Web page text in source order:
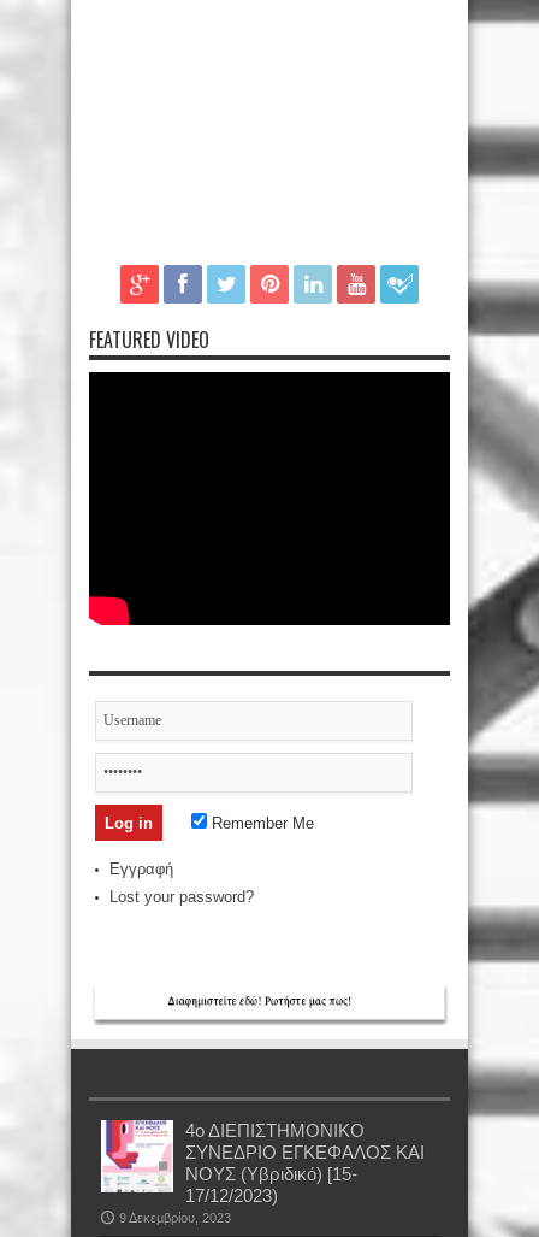
FEATURED VIDEO
Remember Me
Εγγραφή
Lost your password?
4ο ΔΙΕΠΙΣΤΗΜΟΝΙΚΟ
ΣΥΝΕΔΡΙΟ ΕΓΚΕΦΑΛΟΣ ΚΑΙ
ΝΟΥΣ (Υβριδικό) [15-
17/12/2023)
9 Δεκεμβρίου, 2023